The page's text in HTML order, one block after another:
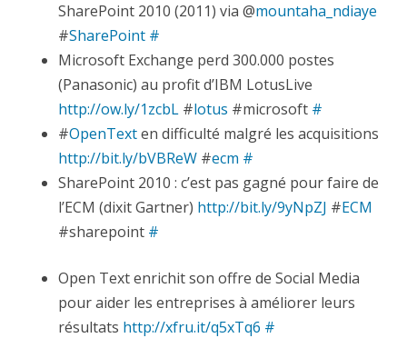
SharePoint 2010 (2011) via @mountaha_ndiaye
#SharePoint #
Microsoft Exchange perd 300.000 postes
(Panasonic) au profit d’IBM LotusLive
http://ow.ly/1zcbL #lotus #microsoft #
#OpenTexten difficulté malgré les acquisitions
http://bit.ly/bVBReW #ecm #
SharePoint 2010 : c’est pas gagné pour faire de
l’ECM (dixit Gartner) http://bit.ly/9yNpZJ #ECM
#sharepoint #
Open Text enrichit son offre de Social Media
pour aider les entreprises à améliorer leurs
résultats http://xfru.it/q5xTq6 #